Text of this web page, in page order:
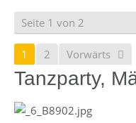
Seite 1 von 2
1 2 Vorwärts
Tanzparty,